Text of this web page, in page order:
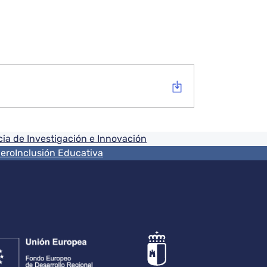
de Investigación e Innovación
Inclusión Educativa